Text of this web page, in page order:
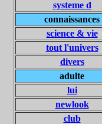
systeme d
connaissances
science & vie
tout l'univers
divers
adulte
lui
newlook
club